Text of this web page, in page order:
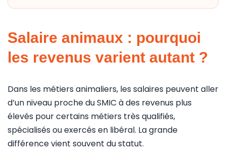
Salaire animaux : pourquoi
les revenus varient autant ?
Dans les métiers animaliers, les salaires peuvent aller
d’un niveau proche du SMIC à des revenus plus
élevés pour certains métiers très qualifiés,
spécialisés ou exercés en libéral. La grande
différence vient souvent du statut.